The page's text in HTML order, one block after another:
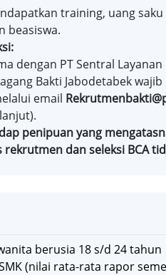
training, uang
beasiswa.
dengan PT Sentral
Bakti Jabodetabek
email
penipuan yang
rekrutmen dan seleksi BCA
berusia 18 s/d 24 tahun
(nilai rata-rata rapor